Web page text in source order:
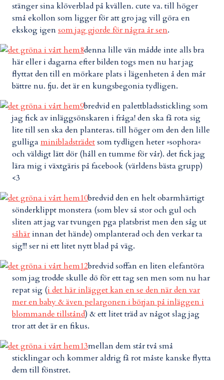
stänger sina klöverblad på kvällen. cute va. till höger
små ekollon som ligger för att gro jag vill göra en
ekskog igensom jag gjorde för några år sen.
denna lille vän mådde inte alls bra
här eller i dagarna efter bilden togs men nu har jag
flyttat den till en mörkare plats i lägenheten å den mår
bättre nu. fju. det är en kungsbegonia tydligen.
bredvid en palettbladsstickling som
jag fick av inläggsönskaren i fråga! den ska få rota sig
lite till sen ska den planteras. till höger om den den lille
gulliga minibladsträdetsom tydligen heter »sophora«
och väldigt lätt dör (håll en tumme för vår). det fick jag
lära mig i växtgäris på facebook (världens bästa grupp)
<3
bredvid den en helt obarmhärtigt
sönderklippt monstera (som blev så stor och gul och
sliten att jag var tvungen pga platsbrist men den såg ut
såhärinnan det hände) omplanterad och den verkar ta
sig!!! ser ni ett litet nytt blad på väg.
bredvid soffan en liten elefantöra
som jag trodde skulle dö för ett tag sen men som nu har
repat sig (i det här inlägget kan en se den när den var
mer en baby & även pelargonen i början på inläggen i
blommande tillstånd) & ett litet träd av något slag jag
tror att det är en fikus.
mellan dem står två små
sticklingar och kommer aldrig få rot måste kanske flytta
dem till fönstret.